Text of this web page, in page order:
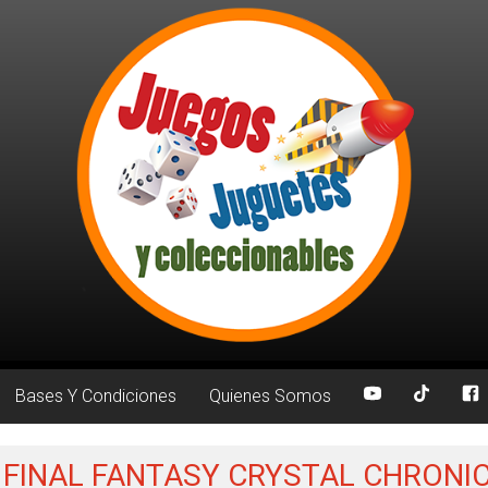
Bases Y Condiciones Quienes Somos
FANTASY CRYSTAL